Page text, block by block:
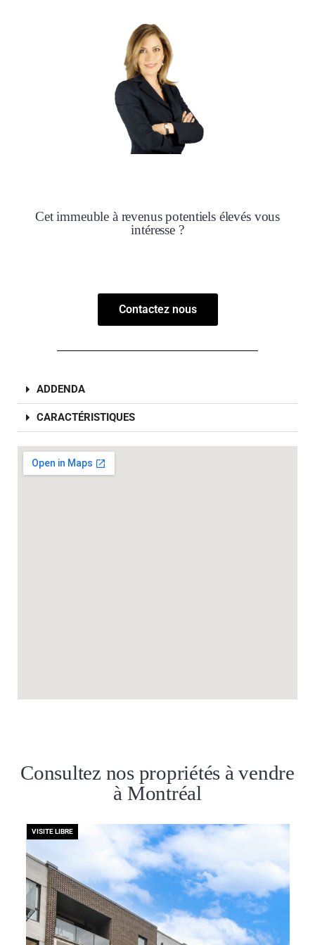
Cet immeuble à revenus potentiels élevés vous
intéresse ?
Contactez nous
ADDENDA
CARACTÉRISTIQUES
Consultez nos propriétés à vendre
à Montréal
VISITE LIBRE